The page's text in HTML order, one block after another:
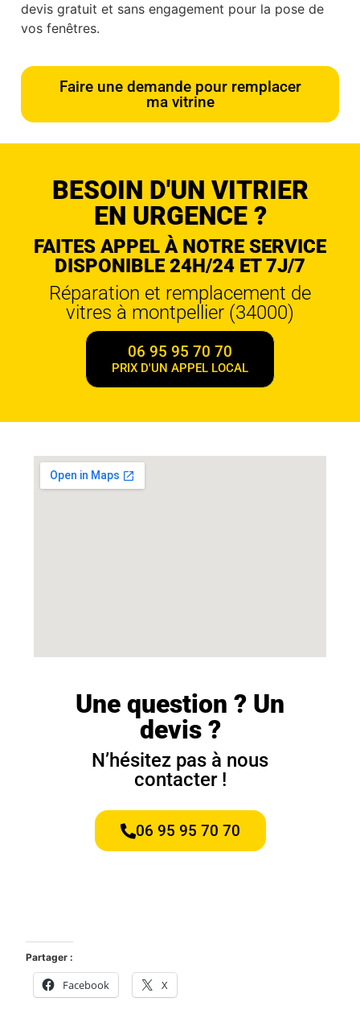
devis gratuit et sans engagement pour la pose de
vos fenêtres.
Faire une demande pour remplacer
ma vitrine
BESOIN D'UN VITRIER
EN URGENCE ?
FAITES APPEL À NOTRE SERVICE
DISPONIBLE 24H/24 ET 7J/7
Réparation et remplacement de
vitres à montpellier (34000)
06 95 95 70 70
PRIX D'UN APPEL LOCAL
Une question ? Un
devis ?
N’hésitez pas à nous
contacter !
06 95 95 70 70
Partager :
Facebook X